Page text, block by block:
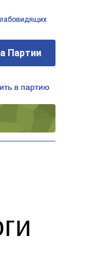
Партии
в партию
Партии
в партию